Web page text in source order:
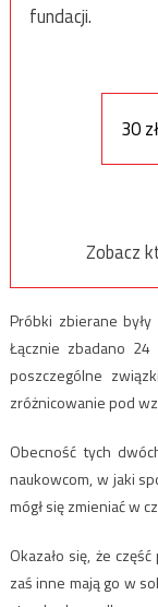
fundacji.
30 zł
Zobacz
Próbki zbierane
Łącznie zbadano
poszczególne
zróżnicowanie pod
Obecność tych
naukowcom, w jaki
mógł się zmieniać w
Okazało się, że
zaś inne mają go w